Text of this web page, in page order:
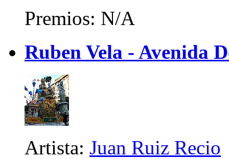
Premios: N/A
Ruben Vela - Avenida
Artista: Juan Ruiz Recio